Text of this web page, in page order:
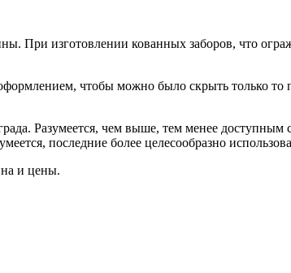
При изготовлении кованных заборов, что
чтобы можно было скрыть только то
Разумеется, чем выше, тем менее доступным
последние более целесообразно
и цены.